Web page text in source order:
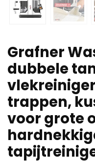
Grafner
dubbele
trappen,
voor grote